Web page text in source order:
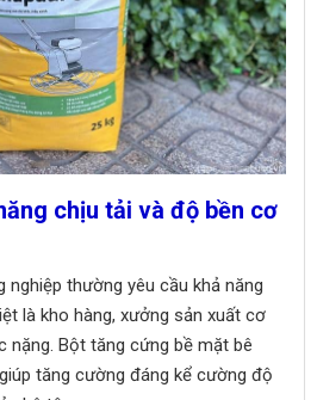
chịu tải và độ bền cơ
thường yêu cầu khả năng
là kho hàng, xưởng sản xuất cơ
nặng. Bột tăng cứng bề mặt bê
tăng cường đáng kể cường độ